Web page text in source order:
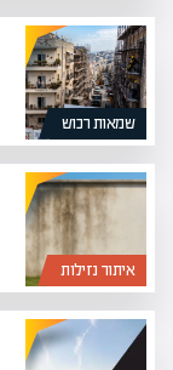
שמאות רכוש
איתור נזילות